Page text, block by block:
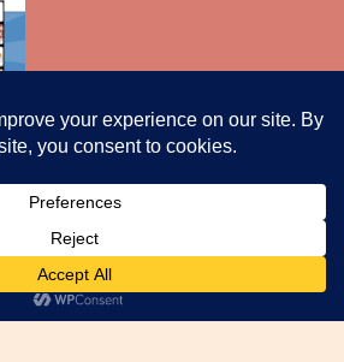
FUNCIONA CON WORDPRESS
PRO THEME DESIGN